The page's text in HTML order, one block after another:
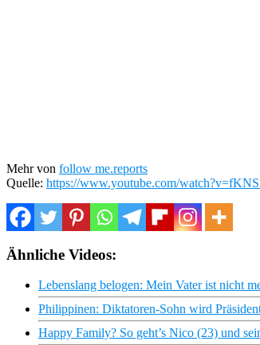
Mehr von follow me.reports
Quelle: https://www.youtube.com/
Ähnliche Videos:
Lebenslang belogen: Mein Vater ist nicht
Philippinen: Diktatoren-Sohn wird
Happy Family? So geht’s Nico (23) und